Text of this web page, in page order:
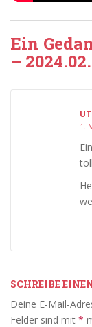
Ein
–
1.
SCHREIBE
Deine E-Mail-
Felder sind mit *